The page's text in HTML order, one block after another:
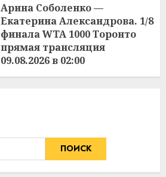
Арина Соболенко —
Екатерина Александрова. 1/8
финала WTA 1000 Торонто
прямая трансляция
09.08.2026 в 02:00
09.08.2026
ПОИСК